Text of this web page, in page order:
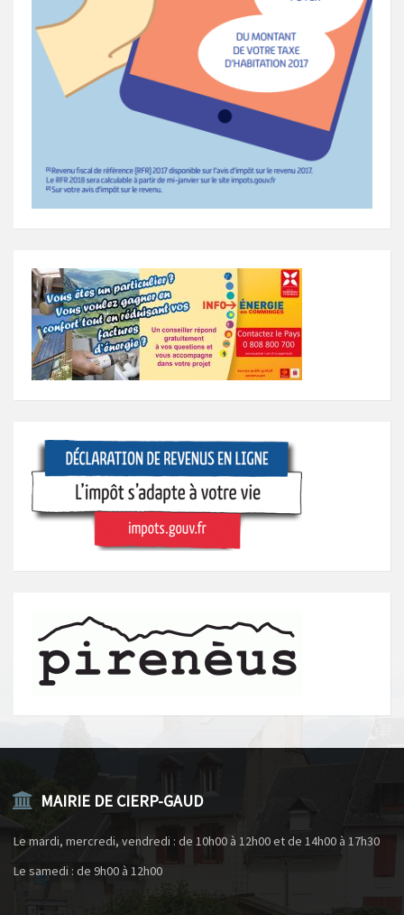
MAIRIE DE CIERP-GAUD
Le mardi, mercredi, vendredi : de 10h00 à 12h00 et de 14h00 à 17h30
Le samedi : de 9h00 à 12h00